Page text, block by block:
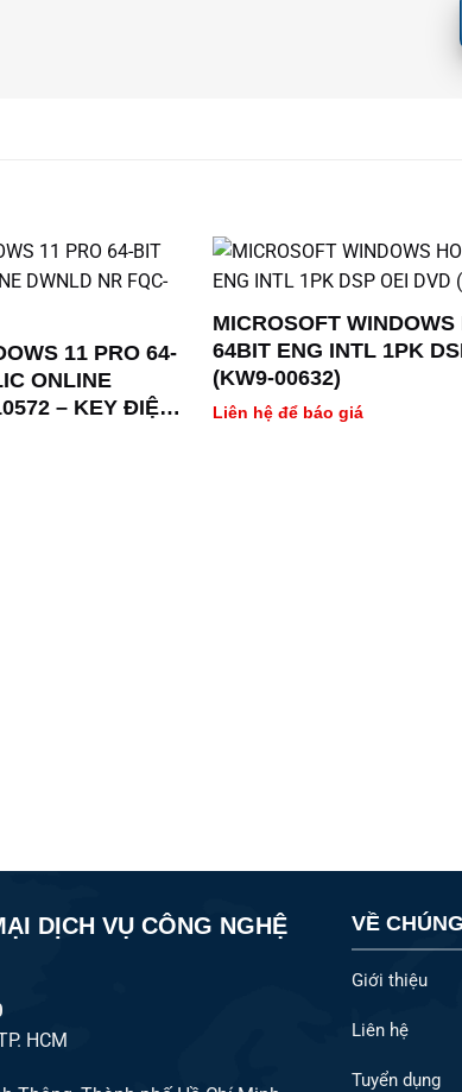
11 PRO 64-
ONLINE
– KEY ĐIỆN
MICROSOFT WINDOWS
64BIT ENG INTL 1PK
(KW9-00632)
Liên hệ để báo giá
DỊCH VỤ CÔNG NGHỆ
HCM
VỀ
Giới thiệu
Liên hệ
Tuyển dụng